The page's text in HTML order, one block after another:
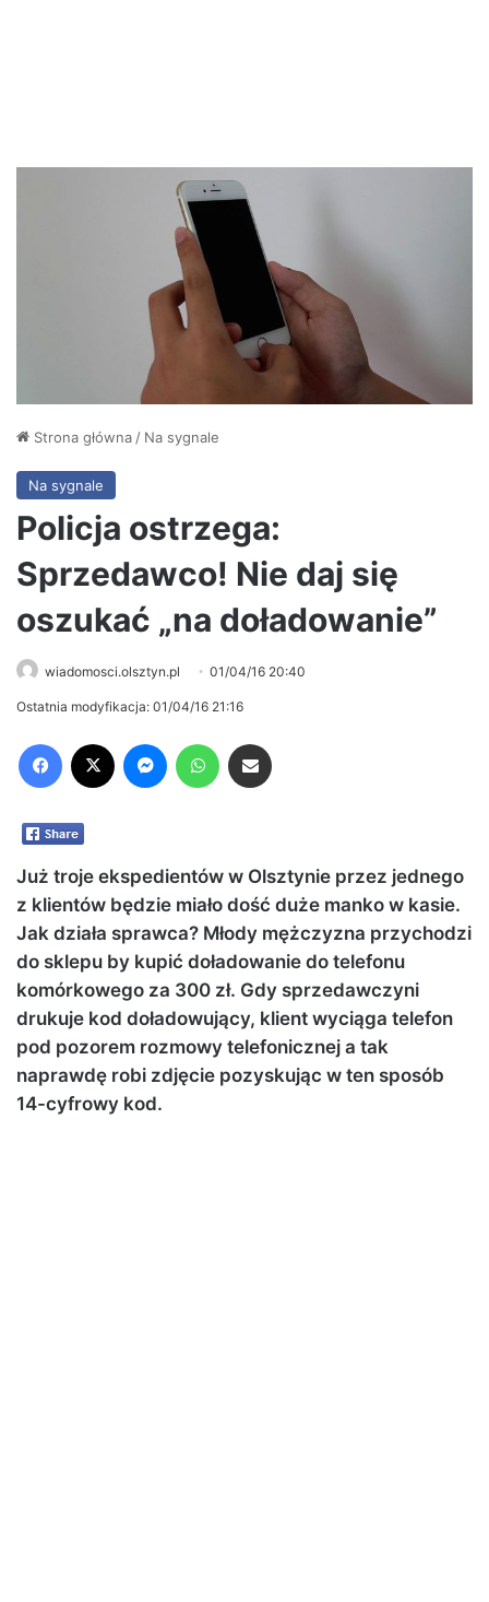
Strona główna / Na sygnale
Na sygnale
Policja ostrzega:
Sprzedawco! Nie daj się
oszukać „na doładowanie”
wiadomosci.olsztyn.pl 01/04/16 20:40
Ostatnia modyfikacja: 01/04/16 21:16
Już troje ekspedientów w Olsztynie przez jednego
z klientów będzie miało dość duże manko w kasie.
Jak działa sprawca? Młody mężczyzna przychodzi
do sklepu by kupić doładowanie do telefonu
komórkowego za 300 zł. Gdy sprzedawczyni
drukuje kod doładowujący, klient wyciąga telefon
pod pozorem rozmowy telefonicznej a tak
naprawdę robi zdjęcie pozyskując w ten sposób
14-cyfrowy kod.